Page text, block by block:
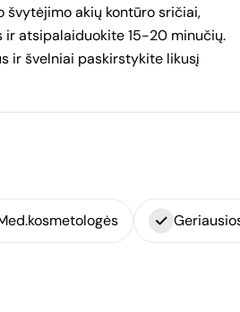
švytėjimo akių kontūro sričiai,
ir atsipalaiduokite 15-20 minučių.
ir švelniai paskirstykite likusį